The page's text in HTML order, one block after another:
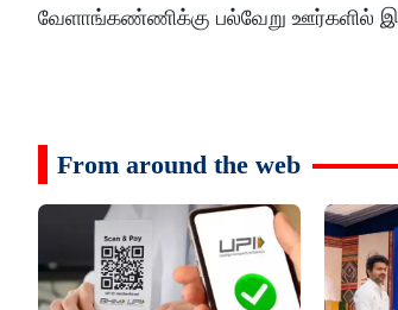
வேளாங்கண்ணிக்கு பல்வேறு ஊர்களில்
From around the web